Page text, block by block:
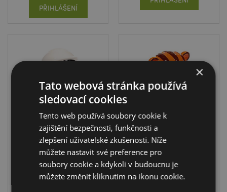
PŘIHLÁŠENÍ
Keramická
pokladnička -
Vesmírný kadet -
helma
MB268
Keramická
pokladnička -
Adoramals - Tygr
Alfie
MB269
×
Tato webová stránka používá
sledovací cookies
Tento web používá soubory cookie k
zajištění bezpečnosti, funkčnosti a
zlepšení uživatelské zkušenosti. Níže
můžete nastavit své preference pro
soubory cookie a kdykoli v budoucnu je
můžete změnit kliknutím na ikonu cookie.